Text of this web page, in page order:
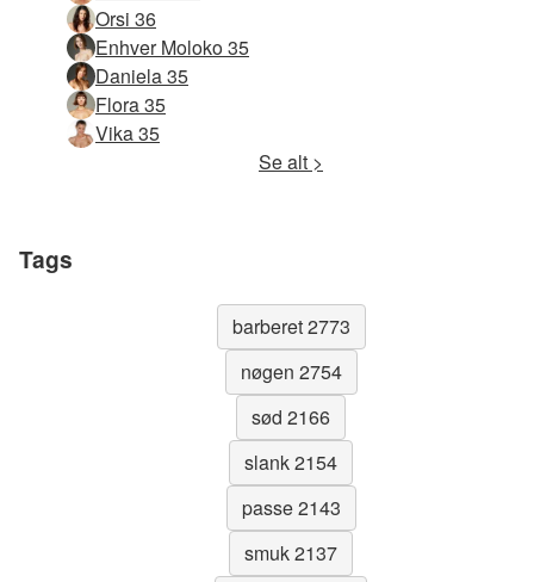
Orsi 36
Enhver Moloko 35
Daniela 35
Flora 35
Vika 35
Se alt >
Tags
barberet 2773
nøgen 2754
sød 2166
slank 2154
passe 2143
smuk 2137